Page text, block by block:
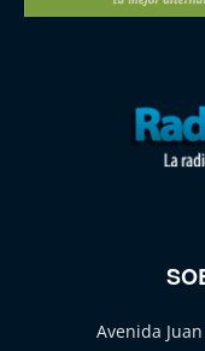
Avenida